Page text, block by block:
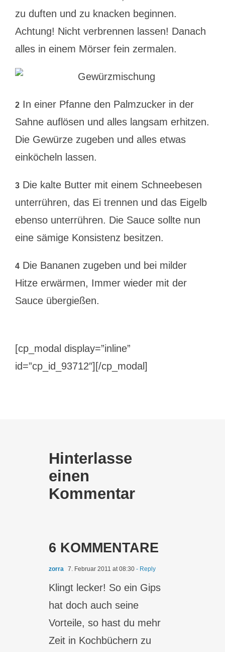
zu duften und zu knacken beginnen.
Achtung! Nicht verbrennen lassen! Danach
alles in einem Mörser fein zermalen.
2In einer Pfanne den Palmzucker in der
Sahne auflösen und alles langsam erhitzen.
Die Gewürze zugeben und alles etwas
einköcheln lassen.
3Die kalte Butter mit einem Schneebesen
unterrühren, das Ei trennen und das Eigelb
ebenso unterrühren. Die Sauce sollte nun
eine sämige Konsistenz besitzen.
4Die Bananen zugeben und bei milder
Hitze erwärmen, Immer wieder mit der
Sauce übergießen.
[cp_modal display=”inline”
id=”cp_id_93712″][/cp_modal]
Hinterlasse
einen
Kommentar
6 KOMMENTARE
zorra 7. Februar 2011 at 08:30 - Reply
Klingt lecker! So ein Gips
hat doch auch seine
Vorteile, so hast du mehr
Zeit in Kochbüchern zu